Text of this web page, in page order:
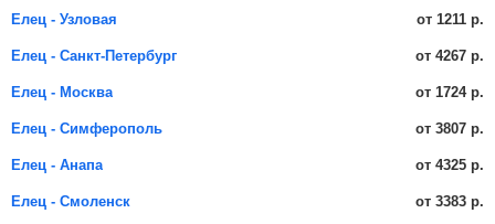
Елец - Узловая от 1211 р.
Елец - Санкт-Петербург от 4267 р.
Елец - Москва от 1724 р.
Елец - Симферополь от 3807 р.
Елец - Анапа от 4325 р.
Елец - Смоленск от 3383 р.